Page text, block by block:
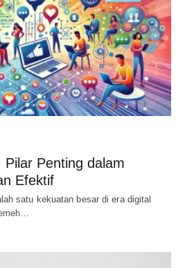
Penting dalam
Efektif
satu kekuatan besar di era digital